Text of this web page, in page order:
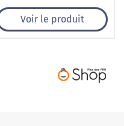
Voir le produit